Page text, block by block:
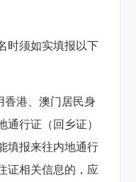
时须如实填报以下
香港、澳门居民身
通行证（回乡证）
填报来往内地通行
证相关信息的，应